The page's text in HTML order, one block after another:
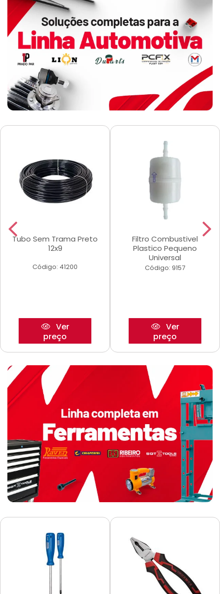
Tubo Sem Trama Preto
12x9
Código: 41200
Ver
preço
Filtro Combustivel
Plastico Pequeno
Universal
Código: 9157
Ver
preço